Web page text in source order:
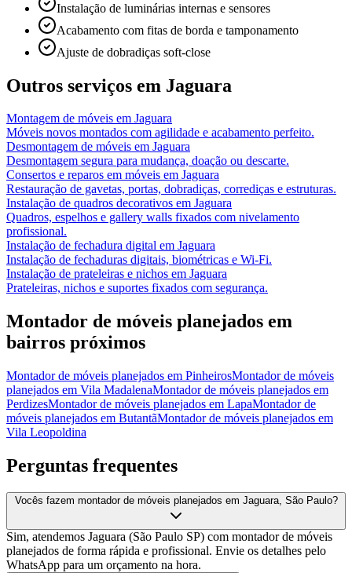
Instalação de luminárias internas e sensores
Acabamento com fitas de borda e tamponamento
Ajuste de dobradiças soft-close
Outros serviços em Jaguara
Montagem de móveis em Jaguara
Móveis novos montados com agilidade e acabamento perfeito.
Desmontagem de móveis em Jaguara
Desmontagem segura para mudança, doação ou descarte.
Consertos e reparos em móveis em Jaguara
Restauração de gavetas, portas, dobradiças, corrediças e estruturas.
Instalação de quadros decorativos em Jaguara
Quadros, espelhos e gallery walls fixados com nivelamento
profissional.
Instalação de fechadura digital em Jaguara
Instalação de fechaduras digitais, biométricas e Wi-Fi.
Instalação de prateleiras e nichos em Jaguara
Prateleiras, nichos e suportes fixados com segurança.
Montador de móveis planejados em
bairros próximos
Montador de móveis planejados em PinheirosMontador de móveis
planejados em Vila MadalenaMontador de móveis planejados em
PerdizesMontador de móveis planejados em LapaMontador de
móveis planejados em ButantãMontador de móveis planejados em
Vila Leopoldina
Perguntas frequentes
Vocês fazem montador de móveis planejados em Jaguara, São Paulo?
Sim, atendemos Jaguara (São Paulo SP) com montador de móveis
planejados de forma rápida e profissional. Envie os detalhes pelo
WhatsApp para um orçamento na hora.